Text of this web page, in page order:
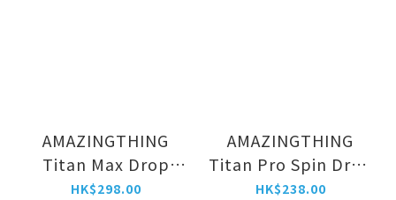
AMAZINGTHING
Titan Max Drop
Proof Case For
HK$298.00
AMAZINGTHING
Titan Pro Spin Drop
Proof Case For
HK$238.00